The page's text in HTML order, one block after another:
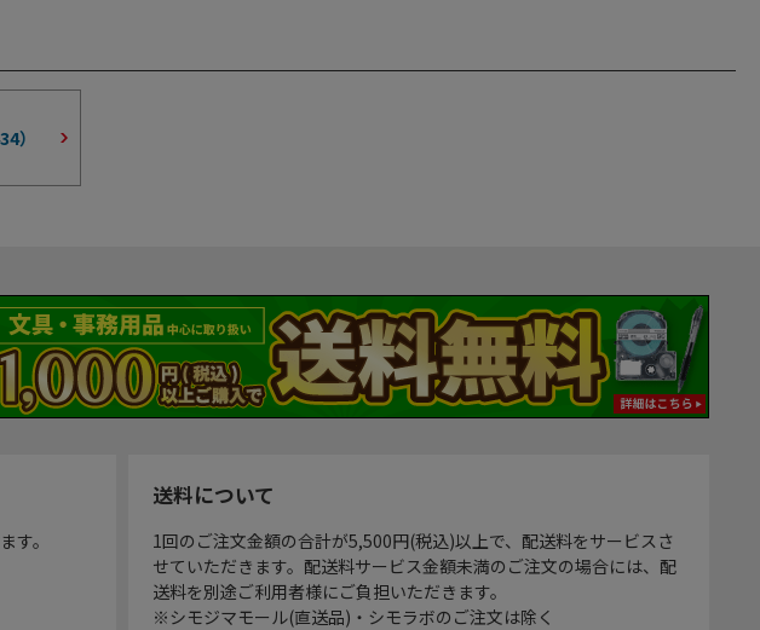
）
す。
送料について
1回のご注文金額の合計が5,500円(税込)以上で、配送料をサービスさ
せていただきます。配送料サービス金額未満のご注文の場合には、配
送料を別途ご利用者様にご負担いただきます。
※シモジマモール(直送品)・シモラボのご注文は除く